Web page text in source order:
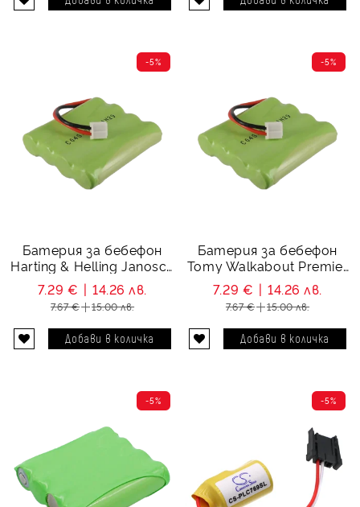
Батерия за бебефон
Harting & Helling Janosch
MBF5151 - 4.8V 700 mAh
-5%
7.29 € 14.26 лв.
7.67 € 15.00 лв.
Батерия за бебефон
Tomy Walkabout Premier
Advance - 4.8V 700 mAh
-5%
7.29 € 14.26 лв.
7.67 € 15.00 лв.
-5% -5%